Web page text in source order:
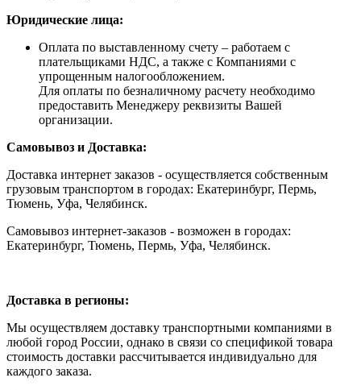
Юридические лица:
Оплата по выставленному счету – работаем с
плательщиками НДС, а также с Компаниями с
упрощенным налогообложением.
Для оплаты по безналичному расчету необходимо
предоставить Менеджеру реквизиты Вашей
организации.
Самовывоз и Доставка:
Доставка интернет заказов - осуществляется собственным
грузовым транспортом в городах: Екатеринбург, Пермь,
Тюмень, Уфа, Челябинск.
Самовывоз интернет-заказов - возможен в городах:
Екатеринбург, Тюмень, Пермь, Уфа, Челябинск.
Доставка в регионы:
Мы осуществляем доставку транспортными компаниями в
любой город России, однако в связи со спецификой товара
стоимость доставки рассчитывается индивидуально для
каждого заказа.